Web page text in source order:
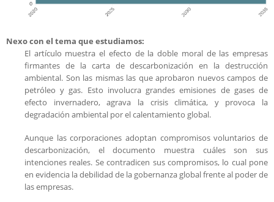
Nexo con el tema que estudiamos:
El artículo muestra el efecto de la doble moral de las empresas
firmantes de la carta de descarbonización en la destrucción
ambiental. Son las mismas las que aprobaron nuevos campos de
petróleo y gas. Esto involucra grandes emisiones de gases de
efecto invernadero, agrava la crisis climática, y provoca la
degradación ambiental por el calentamiento global.
Aunque las corporaciones adoptan compromisos voluntarios de
descarbonización, el documento muestra cuáles son sus
intenciones reales. Se contradicen sus compromisos, lo cual pone
en evidencia la debilidad de la gobernanza global frente al poder de
las empresas.